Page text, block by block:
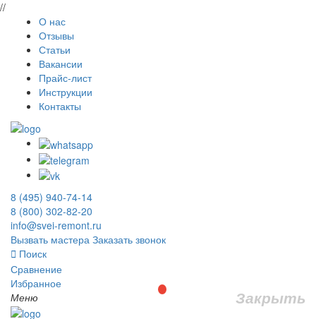
//
О нас
Отзывы
Статьи
Вакансии
Прайс-лист
Инструкции
Контакты
8 (495) 940-74-14
8 (800) 302-82-20
info@svei-remont.ru
Вызвать мастера Заказать звонок
Поиск
Сравнение
Избранное
Меню
Закрыть